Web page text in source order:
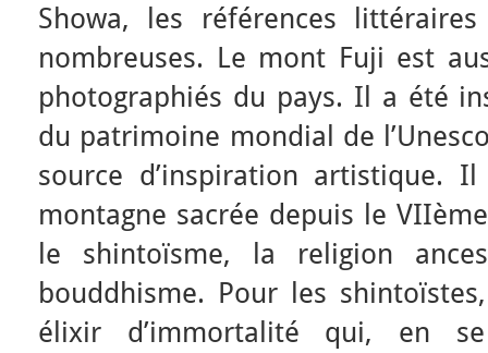
Showa, les références
nombreuses. Le mont Fuji est
photographiés du pays. Il a été
du patrimoine mondial de
source d’inspiration artistique.
montagne sacrée depuis le
le shintoïsme, la religion
bouddhisme. Pour les
élixir d’immortalité qui, en